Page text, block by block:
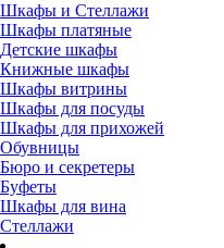
Шкафы и Стеллажи
Шкафы платяные
Детские шкафы
Книжные шкафы
Шкафы витрины
Шкафы для посуды
Шкафы для прихожей
Обувницы
Бюро и секретеры
Буфеты
Шкафы для вина
Стеллажи